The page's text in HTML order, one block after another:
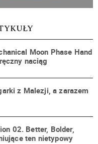
Moon Phase Hand
naciąg
z Malezji, a zarazem
02. Better, Bolder,
ten nietypowy